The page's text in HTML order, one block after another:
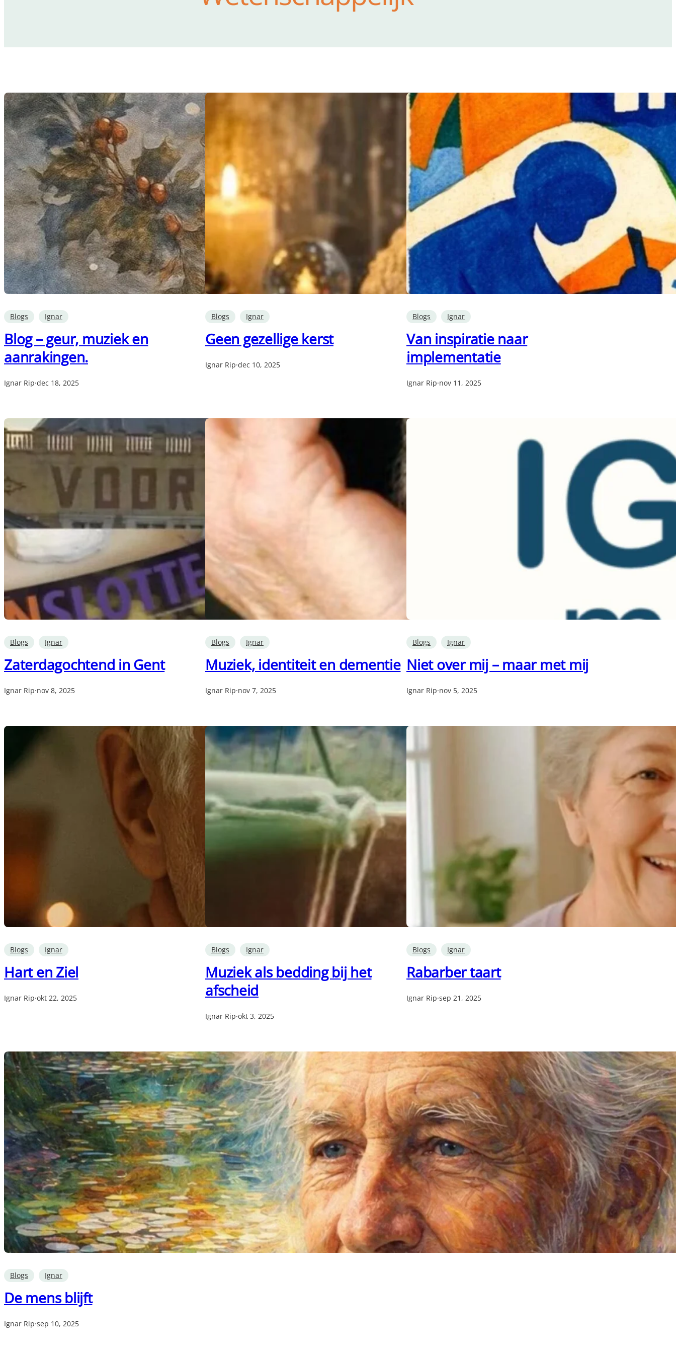
Blogs Ignar
Blog – geur, muziek en
aanrakingen.
Ignar Rip·dec 18, 2025
Blogs Ignar
Geen gezellige kerst
Ignar Rip·dec 10, 2025
Blogs Ignar
Van inspiratie naar
implementatie
Ignar Rip·nov 11, 2025
Blogs Ignar
Zaterdagochtend in Gent
Ignar Rip·nov 8, 2025
Blogs Ignar
Muziek, identiteit en dementie
Ignar Rip·nov 7, 2025
Blogs Ignar
Niet over mij – maar met mij
Ignar Rip·nov 5, 2025
Blogs Ignar
Hart en Ziel
Ignar Rip·okt 22, 2025
Blogs Ignar
Muziek als bedding bij het
afscheid
Ignar Rip·okt 3, 2025
Blogs Ignar
Rabarber taart
Ignar Rip·sep 21, 2025
Blogs Ignar
De mens blijft
Ignar Rip·sep 10, 2025